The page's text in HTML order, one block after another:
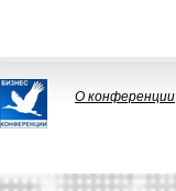
О конференции